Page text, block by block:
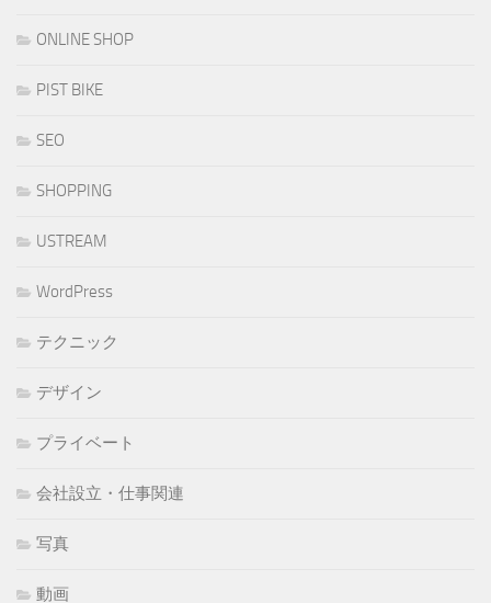
ONLINE SHOP
PIST BIKE
SEO
SHOPPING
USTREAM
WordPress
テクニック
デザイン
プライベート
会社設立・仕事関連
写真
動画